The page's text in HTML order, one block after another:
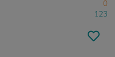
0
123